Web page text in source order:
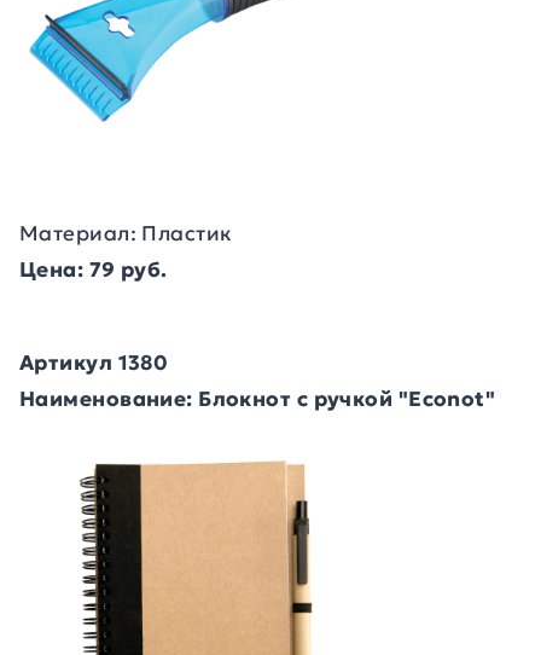
Материал: Пластик
Цена: 79 руб.
Артикул 1380
Наименование: Блокнот с ручкой "Econot"